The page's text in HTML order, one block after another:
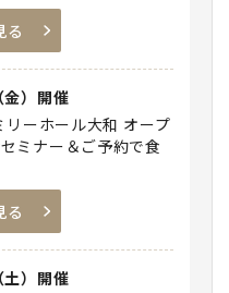
る
）開催
ーホール大和 オープ
ミナー＆ご予約で食
る
）開催